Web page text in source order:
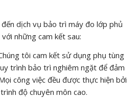
dịch vụ bảo trì máy đo lớp phủ
những cam kết sau:
tôi cam kết sử dụng phụ tùng
trình bảo trì nghiêm ngặt để đảm
công việc đều được thực hiện bởi
độ chuyên môn cao.